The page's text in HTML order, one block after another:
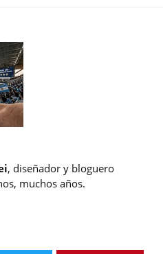
, diseñador y bloguero
muchos años.